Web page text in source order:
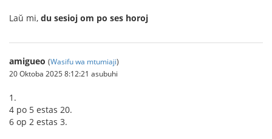
Laŭ mi, du sesioj om po ses horoj
amigueo (Wasifu wa mtumiaji)
20 Oktoba 2025 8:12:21 asubuhi
1.
4 po 5 estas 20.
6 op 2 estas 3.